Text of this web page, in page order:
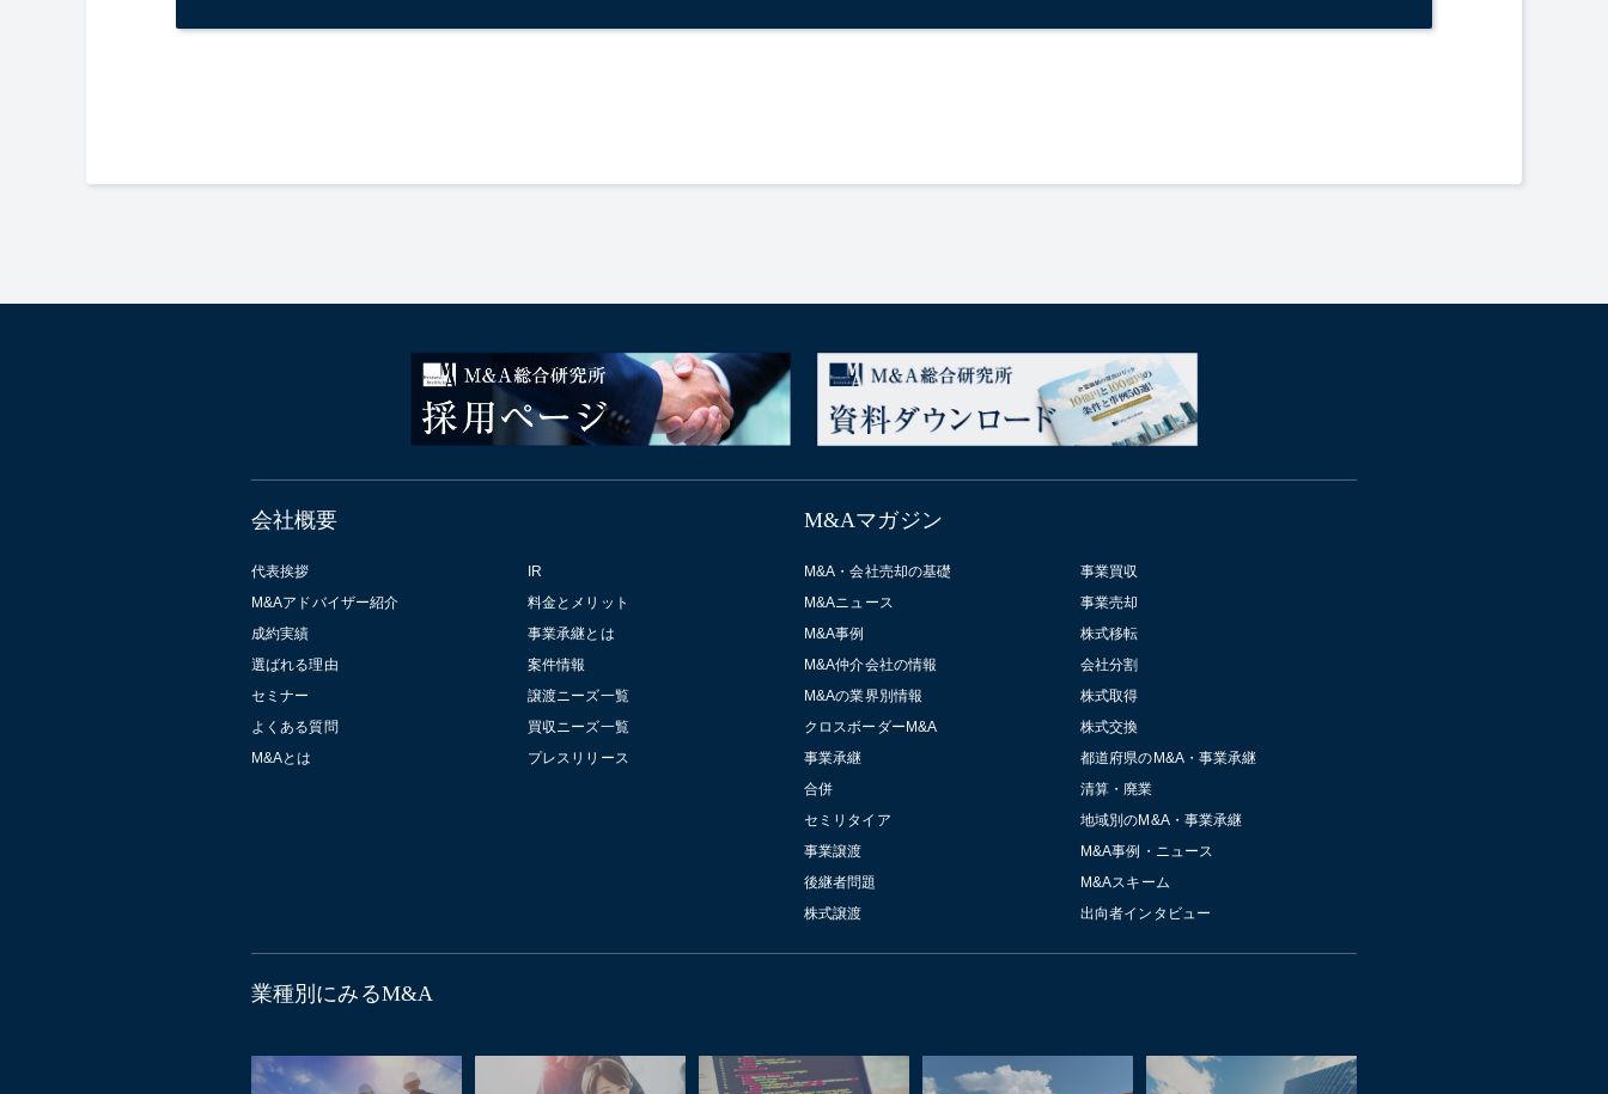
会社概要
代表挨拶
M&Aアドバイザー紹介
成約実績
選ばれる理由
セミナー
よくある質問
M&Aとは
IR
料金とメリット
事業承継とは
案件情報
譲渡ニーズ一覧
買収ニーズ一覧
プレスリリース
M&Aマガジン
M&A・会社売却の基礎
M&Aニュース
M&A事例
M&A仲介会社の情報
M&Aの業界別情報
クロスボーダーM&A
事業承継
合併
セミリタイア
事業譲渡
後継者問題
株式譲渡
事業買収
事業売却
株式移転
会社分割
株式取得
株式交換
都道府県のM&A・事業承継
清算・廃業
地域別のM&A・事業承継
M&A事例・ニュース
M&Aスキーム
出向者インタビュー
業種別にみるM&A